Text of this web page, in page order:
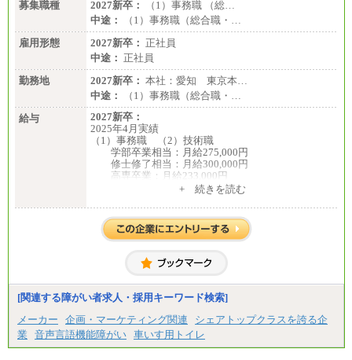
募集職種 2027新卒：
（1）事務職 （総…
中途：
（1）事務職（総合職・…
雇用形態
2027新卒： 正社員
中途： 正社員
勤務地
2027新卒： 本社：愛知 東京本…
中途：
（1）事務職（総合職・…
給与
2027新卒：
2025年4月実績
（1）事務職 （2）技術職
学部卒業相当：月給275,000円
修士修了相当：月給300,000円
高専卒業：月給233,000円
大学院修了・大学卒業：月給21万円
短期大学・専門学校（2年制）卒業：月給20万円
慮して給与を決定いたします
※試用期間中も給与に変更はございません
中途：
（1）事務職（総合職・正社員） （2）技術職（総
合職・正社員）
月給 208,000円以上
経験、能力等を考慮し、弊社規定により決定
試用期間中も給与に変更はございません
+ 続きを読む
[関連する障がい者求人・採用キーワード検索]
メーカー
企画・マーケティング関連
シェアトップクラスを誇る企
業
音声言語機能障がい 車いす用トイレ